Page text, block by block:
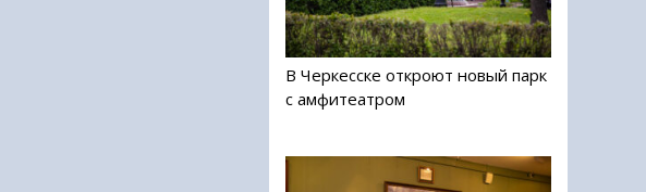
В Черкесске откроют новый парк
с амфитеатром